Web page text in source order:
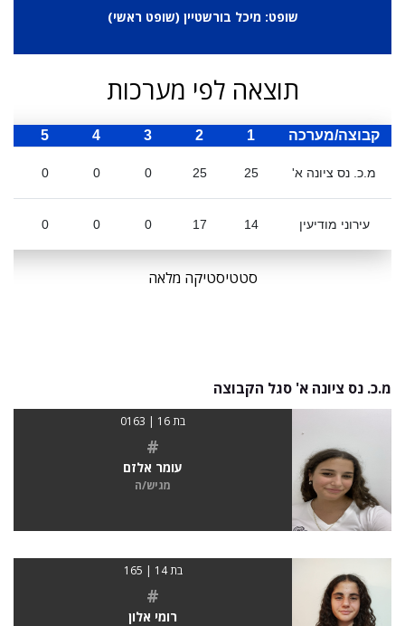
שופט: מיכל בורשטיין (שופט ראשי)
תוצאה לפי מערכות
קבוצה/מערכה 1
2
3
4
5
מ.כ. נס ציונה א' 25
25
0
0
0
עירוני מודיעין 14
17
0
0
0
סטטיסטיקה מלאה
מ.כ. נס ציונה א' סגל הקבוצה
בת 16 | 0163
#
עומר אלזם
מגיש/ה
בת 14 | 165
#
רומי אלון